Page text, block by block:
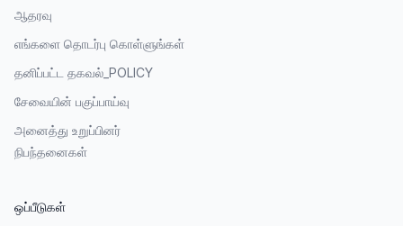
ஆதரவு
எங்களை தொடர்பு கொள்ளுங்கள்
தனிப்பட்ட தகவல்_POLICY
சேவையின் பகுப்பாய்வு
அனைத்து உறுப்பினர்
நிபந்தனைகள்
ஒப்பீடுகள்